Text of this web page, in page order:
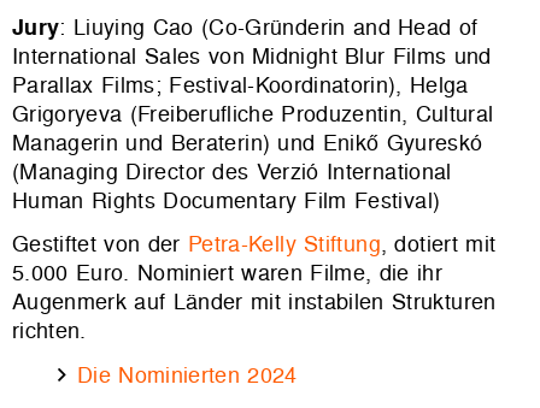
Jury: Liuying Cao (Co-Gründerin and Head of
International Sales von Midnight Blur Films und
Parallax Films; Festival-Koordinatorin), Helga
Grigoryeva (Freiberufliche Produzentin, Cultural
Managerin und Beraterin) und Enikő Gyureskó
(Managing Director des Verzió International
Human Rights Documentary Film Festival)
Gestiftet von der Petra-Kelly Stiftung, dotiert mit
5.000 Euro. Nominiert waren Filme, die ihr
Augenmerk auf Länder mit instabilen Strukturen
richten.
Die Nominierten 2024